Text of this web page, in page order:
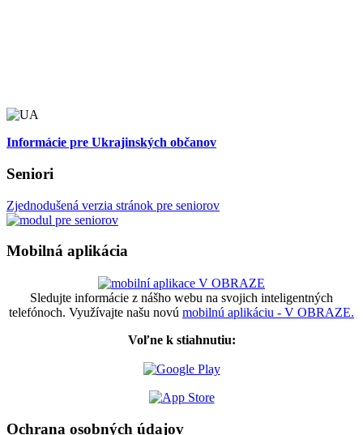
Informácie pre Ukrajinských občanov
Seniori
Zjednodušená verzia stránok pre seniorov
Mobilná aplikácia
Sledujte informácie z nášho webu na svojich inteligentných
telefónoch. Využívajte našu novú mobilnú aplikáciu - V OBRAZE.
Voľne k stiahnutiu:
Ochrana osobných údajov